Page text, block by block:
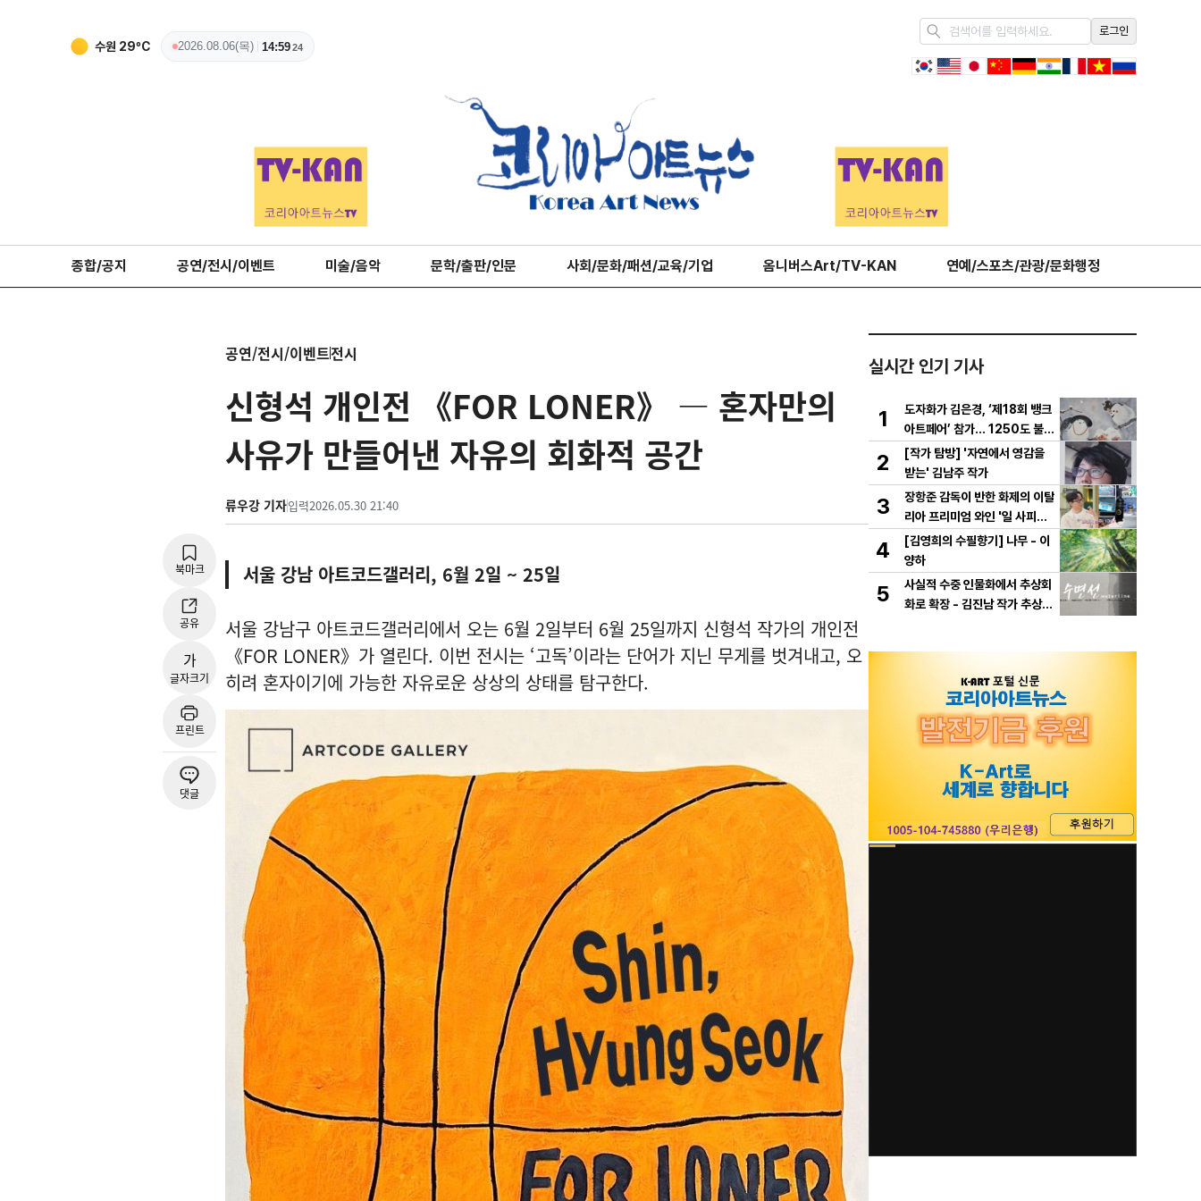
수원 29ºC 2026.08.06(목) 14:5926
로그인
종합/공지 공연/전시/이벤트 미술/음악 문학/출판/인문 사회/문화/패션/교육/기업 옴니버스Art/TV-KAN 연예/스포츠/관광/문화행정
공연/전시/이벤트전시
신형석 개인전 《FOR LONER》 — 혼자만의
사유가 만들어낸 자유의 회화적 공간
류우강 기자입력2026.05.30 21:40
북마크
공유
가
글자크기
프린트
댓글
서울 강남 아트코드갤러리, 6월 2일 ~ 25일
서울 강남구 아트코드갤러리에서 오는 6월 2일부터 6월 25일까지 신형석 작가의 개인전
《FOR LONER》가 열린다. 이번 전시는 ‘고독’이라는 단어가 지닌 무게를 벗겨내고, 오
히려 혼자이기에 가능한 자유로운 상상의 상태를 탐구한다.
실시간 인기 기사
1
도자화가 김은경, ‘제18회 뱅크
아트페어’ 참가… 1250도 불이
빚은 동화 ‘숲속의 만찬’ 선보여
2
[작가 탐방] '자연에서 영감을
받는' 김남주 작가
3
장항준 감독이 반한 화제의 이탈
리아 프리미엄 와인 '일 사피엔
테', '2026 세계태권도 한마
당' 환영만찬 와인 선정!
4
[김영희의 수필향기] 나무 - 이
양하
5
사실적 수중 인물화에서 추상회
화로 확장 - 김진남 작가 추상